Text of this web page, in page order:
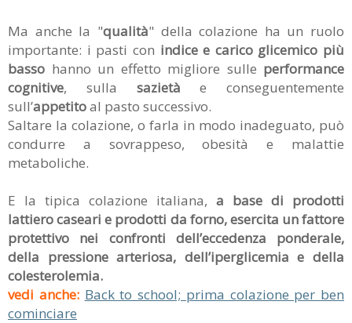
Ma anche la "qualità" della colazione ha un ruolo
importante: i pasti con indice e carico glicemico più
basso hanno un effetto migliore sulle performance
cognitive, sulla sazietàe conseguentemente
sull’appetitoal pasto successivo.
Saltare la colazione, o farla in modo inadeguato, può
condurre a sovrappeso, obesità e malattie
metaboliche.
E la tipica colazione italiana, a base di prodotti
lattiero caseari e prodotti da forno, esercita un fattore
protettivo nei confronti dell’eccedenza ponderale,
della pressione arteriosa, dell’iperglicemia e della
colesterolemia.
vedi anche: Back to school; prima colazione per ben
cominciare